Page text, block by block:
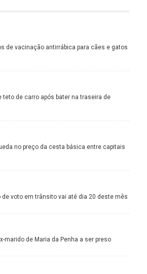
de vacinação antirrábica para cães e gatos
de carro após bater na traseira de
no preço da cesta básica entre capitais
voto em trânsito vai até dia 20 deste mês
marido de Maria da Penha a ser preso